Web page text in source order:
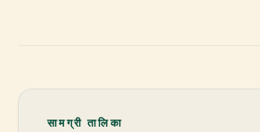
सामग्री तालिका